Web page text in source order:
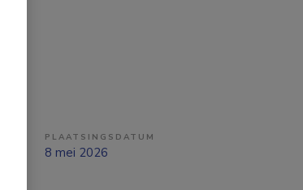
PLAATSINGSDATUM
8 mei 2026